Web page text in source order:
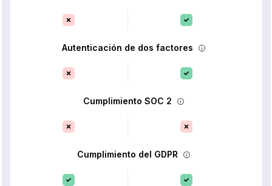
Autenticación de dos factores
Cumplimiento SOC 2
Cumplimiento del GDPR